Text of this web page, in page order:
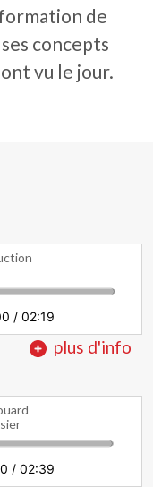
de
concepts
vu le jour.
/ 02:19
plus d'info
/ 02:39